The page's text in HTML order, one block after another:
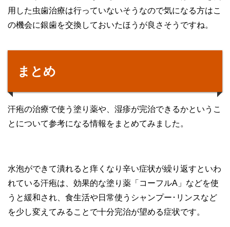
用した虫歯治療は行っていないそうなので気になる方はこ
の機会に銀歯を交換しておいたほうが良さそうですね。
まとめ
汗疱の治療で使う塗り薬や、湿疹が完治できるかというこ
とについて参考になる情報をまとめてみました。
水泡ができて潰れると痒くなり辛い症状が繰り返すといわ
れている汗疱は、効果的な塗り薬「コーフルA」などを使
うと緩和され、食生活や日常使うシャンプー･リンスなど
を少し変えてみることで十分完治が望める症状です。